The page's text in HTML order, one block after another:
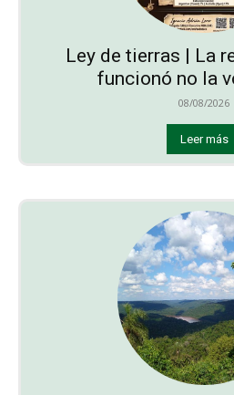
Ley de tierras | La
funcionó no la
08/08/2026
Leer más